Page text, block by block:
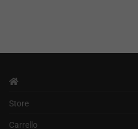
Store
Carrello